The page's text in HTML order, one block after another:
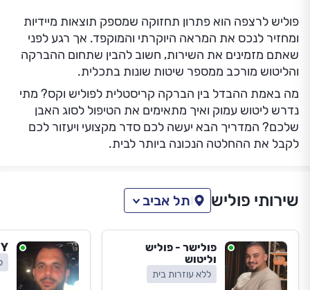
פוליש לרצפה הוא פתרון תחזוקה שמספק תוצאות מיידיות
ומחזיר לנכס את המראה היוקרתי והמוקפד. אך רגע לפני
שאתם מזמינים את השירות, חשוב להבין שתחום ההברקה
והליטוש מורכב ממספר שיטות שונות בתכלית.
מה באמת ההבדל בין הברקה קריסטלית לפוליש וקס? מתי
נדרש ליטוש עמוק ואיך מתאימים את הטיפול לסוג האבן
שלכם? המדריך הבא יעשה לכם סדר מקצועי ויעזור לכם
לקבל את ההחלטה הנכונה ביותר לבית.
שירותי פוליש תל אביב
פולישר - פוליש
וליטוש
ללא עוזרות בית
Y- קלין